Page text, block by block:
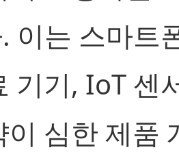
이는 스마트
기기, IoT 센
이 심한 제품